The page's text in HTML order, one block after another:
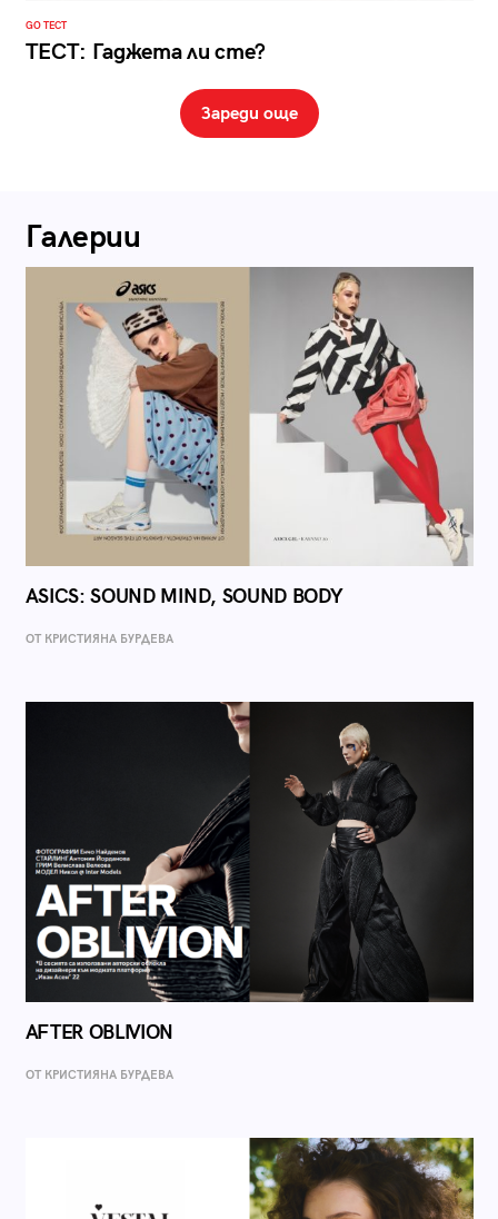
GO ТЕСТ
ТЕСТ: Гаджета ли сте?
Зареди още
Галерии
ASICS: SOUND MIND, SOUND BODY
ОТ КРИСТИЯНА БУРДЕВА
AFTER OBLIVION
ОТ КРИСТИЯНА БУРДЕВА